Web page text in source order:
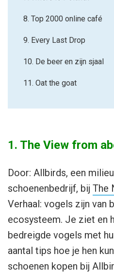
8. Top 2000 online café
9. Every Last Drop
10. De beer en zijn sjaal
11. Oat the goat
1. The View from
Door: Allbirds, een
schoenenbedrijf, bij The
Verhaal: vogels zijn van
ecosysteem. Je ziet en
bedreigde vogels met
aantal tips hoe je hen
schoenen kopen bij